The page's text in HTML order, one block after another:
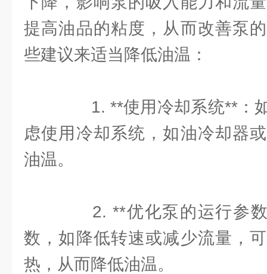
提高油品的粘度，从而改善泵
些建议来适当降低油温：
1. **使用冷却系统**：
虑使用冷却系统，如油冷却器
油温。
2. **优化泵的运行参数
数，如降低转速或减少流量，
热，从而降低油温。